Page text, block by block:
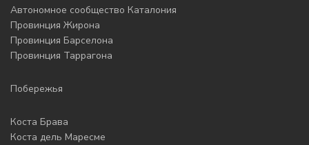
Автономное сообщество Каталония
Провинция Жирона
Провинция Барселона
Провинция Таррагона
Побережья
Коста Брава
Коста дель Маресме